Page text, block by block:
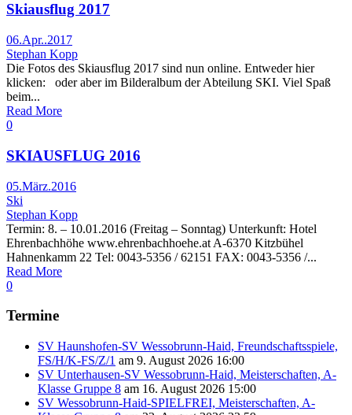
Skiausflug 2017
06.Apr..2017
Stephan Kopp
Die Fotos des Skiausflug 2017 sind nun online. Entweder hier
klicken: oder aber im Bilderalbum der Abteilung SKI. Viel Spaß
beim...
Read More
0
SKIAUSFLUG 2016
05.März.2016
Ski
Stephan Kopp
Termin: 8. – 10.01.2016 (Freitag – Sonntag) Unterkunft: Hotel
Ehrenbachhöhe www.ehrenbachhoehe.at A-6370 Kitzbühel
Hahnenkamm 22 Tel: 0043-5356 / 62151 FAX: 0043-5356 /...
Read More
0
Termine
SV Haunshofen-SV Wessobrunn-Haid, Freundschaftsspiele,
FS/H/K-FS/Z/1 am 9. August 2026 16:00
SV Unterhausen-SV Wessobrunn-Haid, Meisterschaften, A-
Klasse Gruppe 8 am 16. August 2026 15:00
SV Wessobrunn-Haid-SPIELFREI, Meisterschaften, A-